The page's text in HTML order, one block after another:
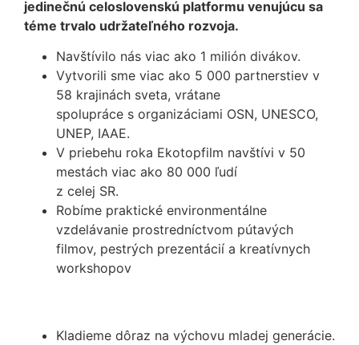
jedinečnú celoslovenskú platformu venujúcu sa
téme trvalo udržateľného rozvoja.
Navštívilo nás viac ako 1 milión divákov.
Vytvorili sme viac ako 5 000 partnerstiev v
58 krajinách sveta, vrátane
spolupráce s organizáciami OSN, UNESCO,
UNEP, IAAE.
V priebehu roka Ekotopfilm navštívi v 50
mestách viac ako 80 000 ľudí
z celej SR.
Robíme praktické environmentálne
vzdelávanie prostredníctvom pútavých
filmov, pestrých prezentácií a kreatívnych
workshopov
Kladieme dôraz na výchovu mladej generácie.